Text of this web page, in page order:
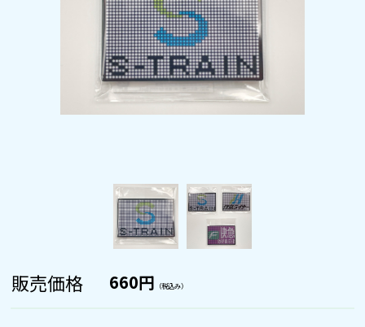
販売価格 660円 （税込み）